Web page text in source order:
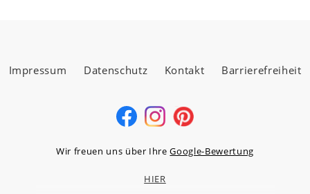
Impressum Datenschutz Kontakt Barrierefreiheit
Wir freuen uns über IhreGoogle-Bewertung
HIER